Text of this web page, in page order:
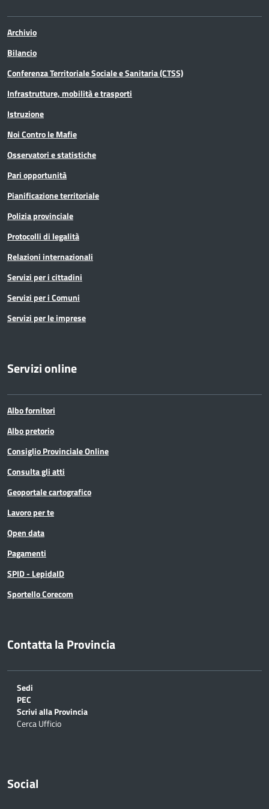
Archivio
Bilancio
Conferenza Territoriale Sociale e Sanitaria (CTSS)
Infrastrutture, mobilità e trasporti
Istruzione
Noi Contro le Mafie
Osservatori e statistiche
Pari opportunità
Pianificazione territoriale
Polizia provinciale
Protocolli di legalità
Relazioni internazionali
Servizi per i cittadini
Servizi per i Comuni
Servizi per le imprese
Servizi online
Albo fornitori
Albo pretorio
Consiglio Provinciale Online
Consulta gli atti
Geoportale cartografico
Lavoro per te
Open data
Pagamenti
SPID - LepidaID
Sportello Corecom
Contatta la Provincia
Sedi
PEC
Scrivi alla Provincia
Cerca Ufficio
Social